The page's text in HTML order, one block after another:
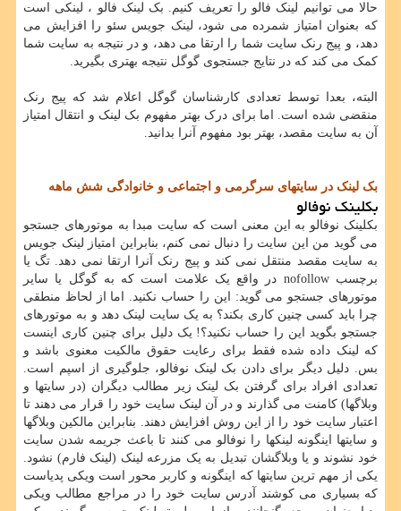
حالا می توانیم لینک فالو را تعریف کنیم. بک لینک فالو ، لینکی است
که بعنوان امتیاز شمرده می شود، لینک جویس سئو را افزایش می
دهد، و پیج رنک سایت شما را ارتقا می دهد، و در نتیجه به سایت شما
کمک می کند که در نتایج جستجوی گوگل نتیجه بهتری بگیرید.
البته، بعدا توسط تعدادی کارشناسان گوگل اعلام شد که پیج رنک
منقضی شده است. اما برای درک بهتر مفهوم بک لینک و انتقال امتیاز
آن به سایت مقصد، بهتر بود مفهوم آنرا بدانید.
بک لینک در سایتهای سرگرمی و اجتماعی و خانوادگی شش ماهه
بکلینک نوفالو
بکلینک نوفالو به این معنی است که سایت مبدا به موتورهای جستجو
می گوید من این سایت را دنبال نمی کنم، بنابراین امتیاز لینک جویس
به سایت مقصد منتقل نمی کند و پیج رنک آنرا ارتقا نمی دهد. تگ یا
برچسب nofollow در واقع یک علامت است که به گوگل یا سایر
موتورهای جستجو می گوید: این را حساب نکنید. اما از لحاظ منطقی
چرا باید کسی چنین کاری بکند؟ به یک سایت لینک دهد و به موتورهای
جستجو بگوید این را حساب نکنید؟! یک دلیل برای چنین کاری اینست
که لینک داده شده فقط برای رعایت حقوق مالکیت معنوی باشد و
بس. دلیل دیگر برای دادن بک لینک نوفالو، جلوگیری از اسپم است.
تعدادی افراد برای گرفتن بک لینک زیر مطالب دیگران (در سایتها و
وبلاگها) کامنت می گذارند و در آن لینک سایت خود را قرار می دهند تا
اعتبار سایت خود را از این روش افزایش دهند. بنابراین مالکین وبلاگها
و سایتها اینگونه لینکها را نوفالو می کنند تا باعث جریمه شدن سایت
خود نشوند و یا وبلاگشان تبدیل به یک مزرعه لینک (لینک فارم) نشود.
یکی از مهم ترین سایتها که اینگونه و کاربر محور است ویکی پدیاست
که بسیاری می کوشند آدرس سایت خود را در مراجع مطالب ویکی